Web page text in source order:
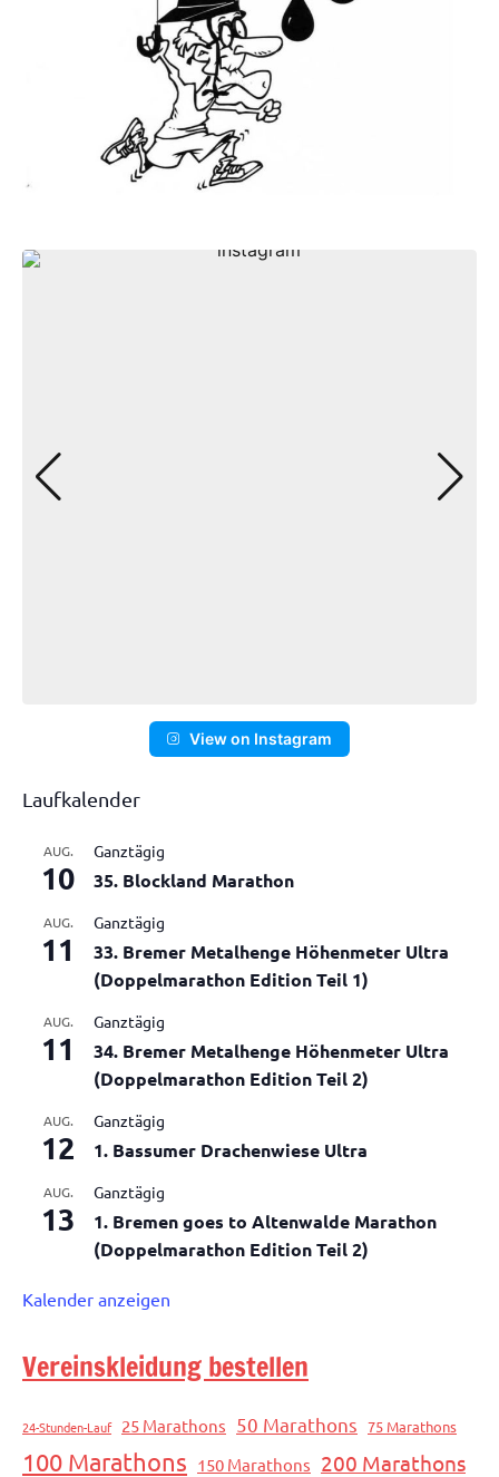
View on Instagram
Laufkalender
AUG.
10
Ganztägig
35. Blockland Marathon
AUG.
11
Ganztägig
33. Bremer Metalhenge Höhenmeter Ultra
(Doppelmarathon Edition Teil 1)
AUG.
11
Ganztägig
34. Bremer Metalhenge Höhenmeter Ultra
(Doppelmarathon Edition Teil 2)
AUG.
12
Ganztägig
1. Bassumer Drachenwiese Ultra
AUG.
13
Ganztägig
1. Bremen goes to Altenwalde Marathon
(Doppelmarathon Edition Teil 2)
Kalender anzeigen
Vereinskleidung bestellen
24-Stunden-Lauf 25 Marathons 50 Marathons 75 Marathons
100 Marathons 150 Marathons 200 Marathons